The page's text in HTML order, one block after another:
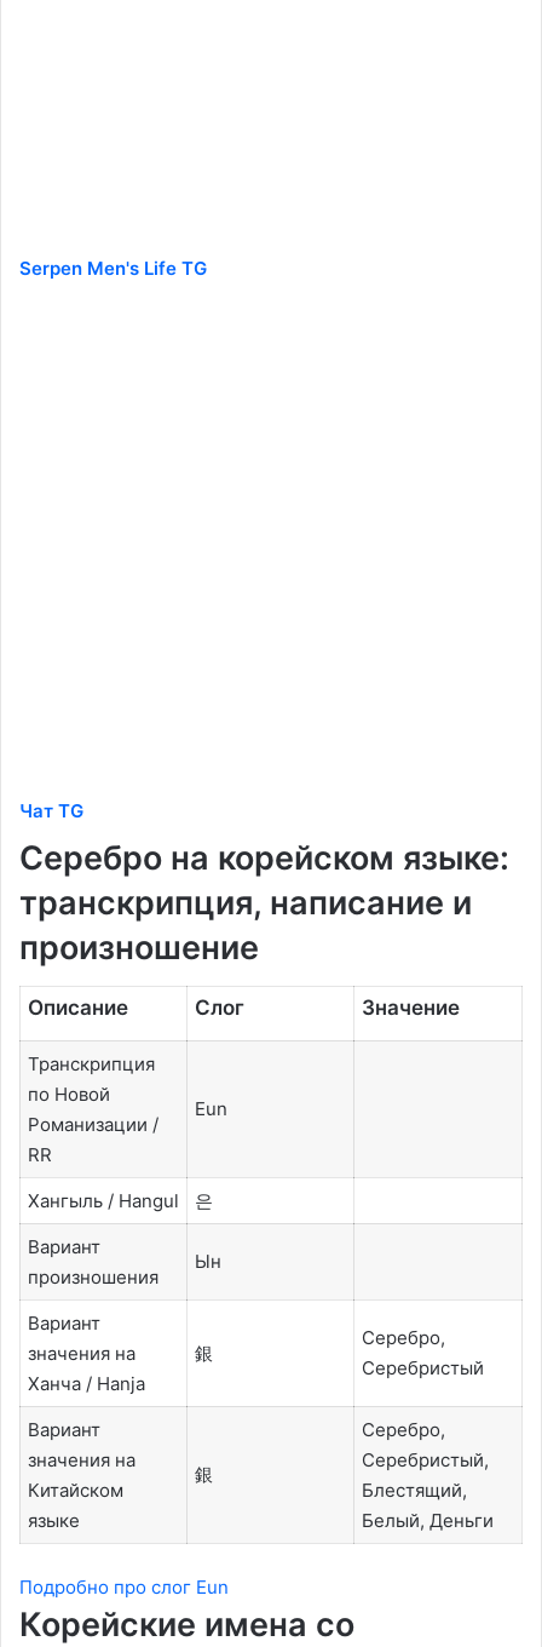
Serpen Men's Life TG
Чат TG
Серебро на корейском языке:
транскрипция, написание и
произношение
Описание Слог Значение
Транскрипция
по Новой
Романизации /
RR
Eun
Хангыль / Hangul
은
Вариант
произношения
Ын
Вариант
значения на
Ханча / Hanja
銀
Серебро,
Серебристый
Вариант
значения на
Китайском
языке
銀
Серебро,
Серебристый,
Блестящий,
Белый, Деньги
Подробно про слог Eun
Корейские имена со